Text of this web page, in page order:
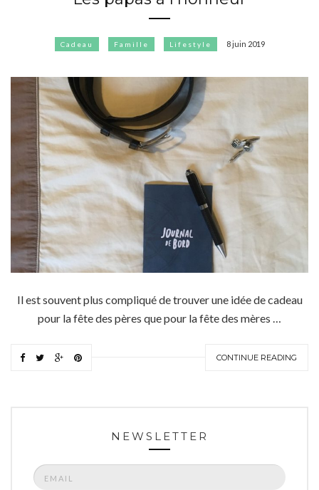
Cadeau Famille Lifestyle 8 juin 2019
Il est souvent plus compliqué de trouver une idée de cadeau
pour la fête des pères que pour la fête des mères …
CONTINUE READING
NEWSLETTER